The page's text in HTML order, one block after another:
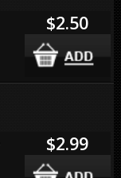
$2.50
$2.99